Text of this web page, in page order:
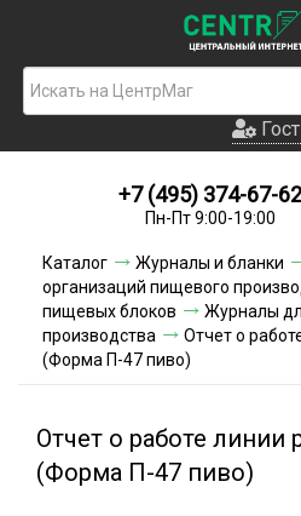
Новинки
Условия
Условия
+7 (495) 374-67-62
Пн-Пт 9:00-19:00
Каталог Журналы и бланки
организаций пищевого
пищевых блоков
Журналы
производства
Отчет о
(Форма П-47 пиво)
Отчет о работе линии
(Форма П-47 пиво)